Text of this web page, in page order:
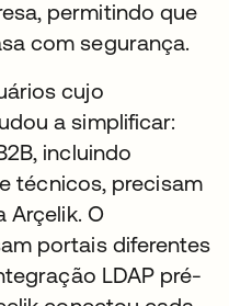
permitindo que
com segurança.
cujo
a simplificar:
incluindo
técnicos, precisam
Arçelik. O
portais diferentes
LDAP pré-